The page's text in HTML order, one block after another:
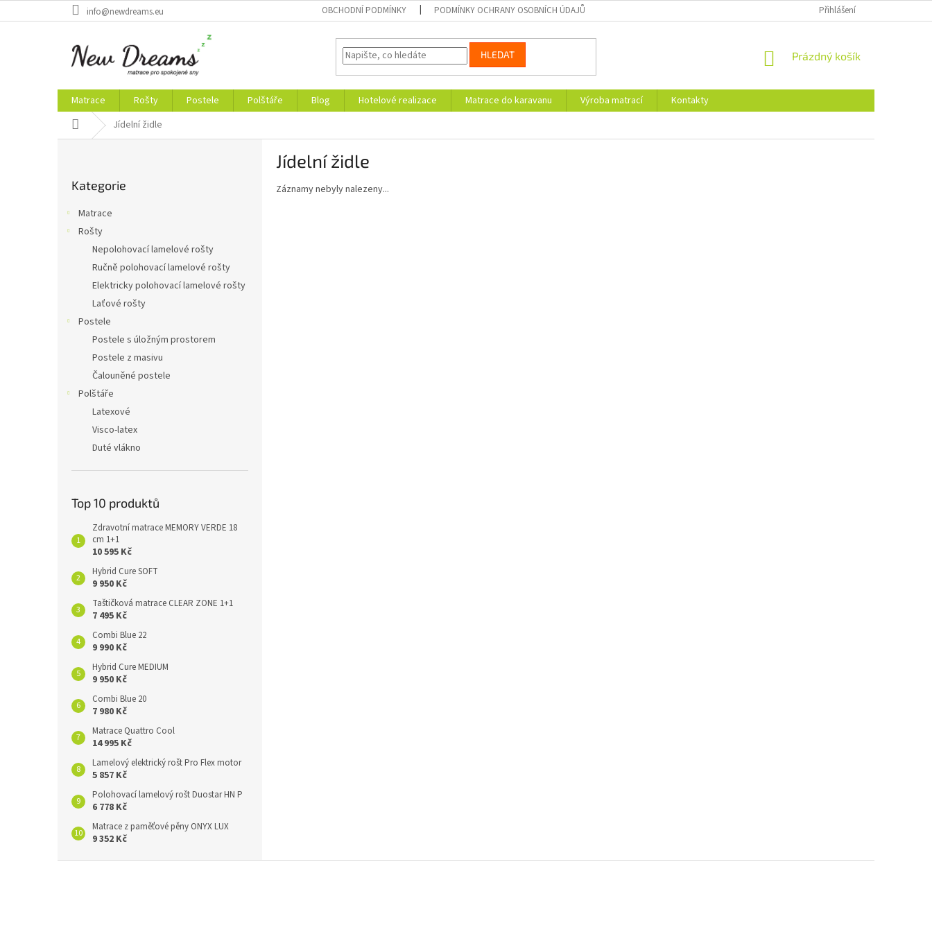
na
info@newdreams.eu OBCHODNÍ PODMÍNKY PODMÍNKY OCHRANY OSOBNÍCH ÚDAJŮ Přihlášení
HLEDAT
NÁKUPNÍ
Prázdný košík
Matrace Rošty Postele Polštáře Blog Hotelové realizace Matrace do karavanu Výroba matrací
Kontakty
Domů Jídelní židle
kategorie
Kategorie
Matrace
Rošty
Nepolohovací lamelové rošty
Ručně polohovací lamelové rošty
Elektricky polohovací lamelové rošty
Laťové rošty
Postele
Postele s úložným prostorem
Postele z masivu
Čalouněné postele
Polštáře
Latexové
Visco-latex
Duté vlákno
Top 10 produktů
Zdravotní matrace MEMORY VERDE 18
cm 1+1
10 595 Kč
Hybrid Cure SOFT
9 950 Kč
Taštičková matrace CLEAR ZONE 1+1
7 495 Kč
Combi Blue 22
9 990 Kč
Hybrid Cure MEDIUM
9 950 Kč
Combi Blue 20
7 980 Kč
Matrace Quattro Cool
14 995 Kč
Lamelový elektrický rošt Pro Flex motor
5 857 Kč
Polohovací lamelový rošt Duostar HN P
6 778 Kč
Matrace z paměťové pěny ONYX LUX
9 352 Kč
Jídelní židle
Záznamy nebyly nalezeny...